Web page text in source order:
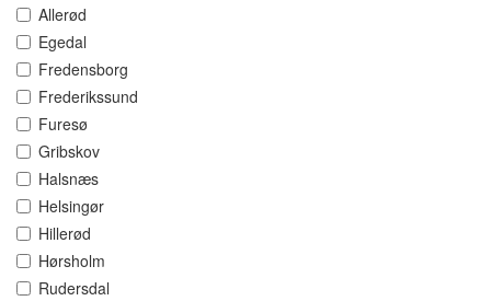
Allerød
Egedal
Fredensborg
Frederikssund
Furesø
Gribskov
Halsnæs
Helsingør
Hillerød
Hørsholm
Rudersdal